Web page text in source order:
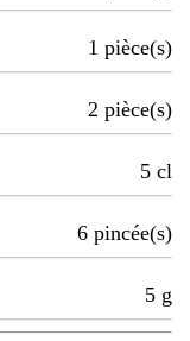
1 pièce(s)
2 pièce(s)
5 cl
6 pincée(s)
5 g